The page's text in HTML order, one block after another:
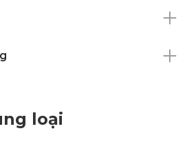
loại